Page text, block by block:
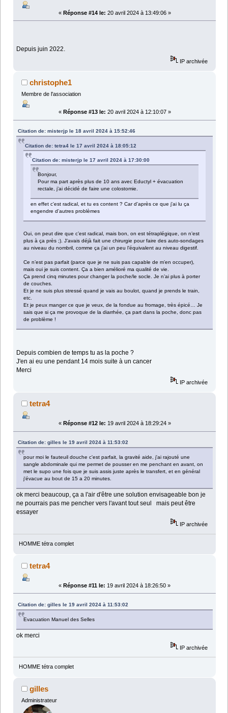
« Réponse #14 le: 20 avril 2024 à 13:49:06 »
Depuis juin 2022.
IP archivée
christophe1
Membre de l'association
« Réponse #13 le: 20 avril 2024 à 12:10:07 »
Citation de: misterjp le 18 avril 2024 à 15:52:46
Citation de: tetra4 le 17 avril 2024 à 18:05:12
Citation de: misterjp le 17 avril 2024 à 17:30:00
Bonjour,
Pour ma part après plus de 10 ans avec Eductyl + évacuation
rectale, j’ai décidé de faire une colostomie.
en effet c'est radical, et tu es content ? Car d'après ce que j'ai lu ça
engendre d'autres problèmes
Oui, on peut dire que c’est radical, mais bon, on est tétraplégique, on n’est
plus à ça près ;). J’avais déjà fait une chirurgie pour faire des auto-sondages
au niveau du nombril, comme ça j’ai un peu l’équivalent au niveau digestif.
Ce n’est pas parfait (parce que je ne suis pas capable de m’en occuper),
mais oui je suis content. Ça a bien amélioré ma qualité de vie.
Ça prend cinq minutes pour changer la poche/le socle. Je n’ai plus à porter
de couches.
Et je ne suis plus stressé quand je vais au boulot, quand je prends le train,
etc.
Et je peux manger ce que je veux, de la fondue au fromage, très épicé… Je
sais que si ça me provoque de la diarrhée, ça part dans la poche, donc pas
de problème !
Depuis combien de temps tu as la poche ?
J'en ai eu une pendant 14 mois suite à un cancer
Merci
IP archivée
tetra4
« Réponse #12 le: 19 avril 2024 à 18:29:24 »
Citation de: gilles le 19 avril 2024 à 11:53:02
pour moi le fauteuil douche c'est parfait, la gravité aide, j'ai rajouté une
sangle abdominale qui me permet de pousser en me penchant en avant, on
met le supo une fois que je suis assis juste après le transfert, et en général
j'évacue au bout de 15 a 20 minutes.
ok merci beaucoup, ça a l'air d'être une solution envisageable bon je
ne pourrais pas me pencher vers l'avant tout seul mais peut être
essayer
IP archivée
HOMME tétra complet
tetra4
« Réponse #11 le: 19 avril 2024 à 18:26:50 »
Citation de: gilles le 19 avril 2024 à 11:53:02
Evacuation Manuel des Selles
ok merci
IP archivée
HOMME tétra complet
gilles
Administrateur